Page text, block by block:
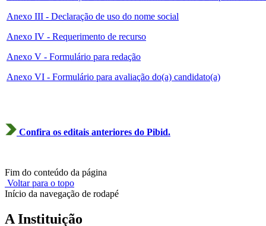
Anexo III - Declaração de uso do nome social
Anexo IV - Requerimento de recurso
Anexo V - Formulário para redação
Anexo VI - Formulário para avaliação do(a) candidato(a)
Confira os editais anteriores do Pibid.
Fim do conteúdo da página
Voltar para o topo
Início da navegação de rodapé
A Instituição